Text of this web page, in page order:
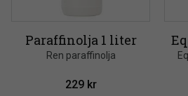
Paraffinolja 1 liter
Ren paraffinolja
229kr